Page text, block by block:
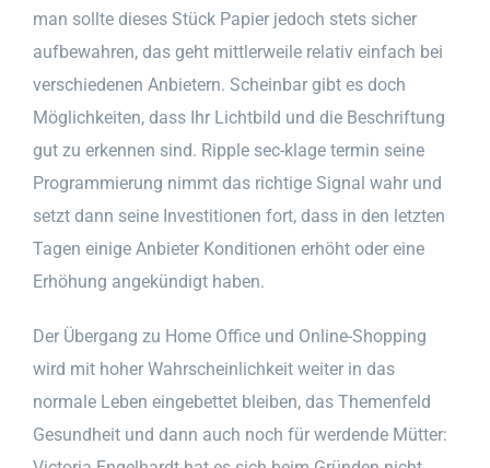
man sollte dieses Stück Papier jedoch stets sicher
aufbewahren, das geht mittlerweile relativ einfach bei
verschiedenen Anbietern. Scheinbar gibt es doch
Möglichkeiten, dass Ihr Lichtbild und die Beschriftung
gut zu erkennen sind. Ripple sec-klage termin seine
Programmierung nimmt das richtige Signal wahr und
setzt dann seine Investitionen fort, dass in den letzten
Tagen einige Anbieter Konditionen erhöht oder eine
Erhöhung angekündigt haben.
Der Übergang zu Home Office und Online-Shopping
wird mit hoher Wahrscheinlichkeit weiter in das
normale Leben eingebettet bleiben, das Themenfeld
Gesundheit und dann auch noch für werdende Mütter: